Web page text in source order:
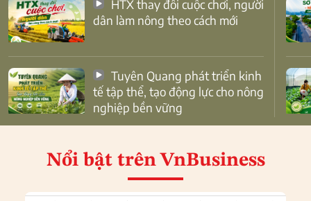
dân làm nông theo cách mới
tế tập thể, tạo động lực cho nông
nghiệp bền vững
Nổi bật trên VnBusiness